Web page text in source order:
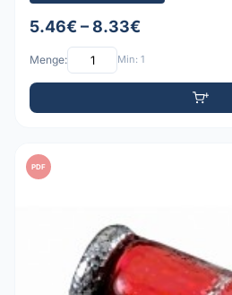
5.46€ – 8.33€
Menge: Min: 1
PDF